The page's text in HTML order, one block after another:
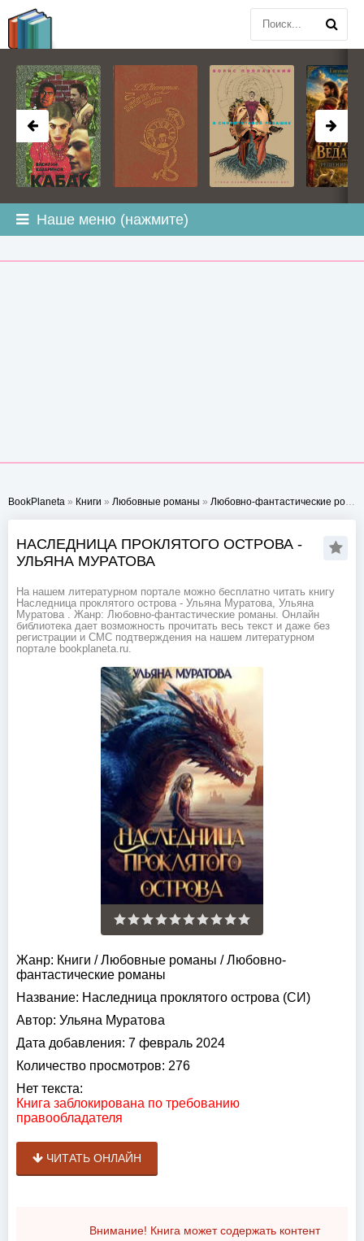
Наше меню (нажмите)
BookPlaneta » Книги » Любовные романы » Любовно-фантастические романы
НАСЛЕДНИЦА ПРОКЛЯТОГО ОСТРОВА -
УЛЬЯНА МУРАТОВА
На нашем литературном портале можно бесплатно читать книгу
Наследница проклятого острова - Ульяна Муратова, Ульяна
Муратова . Жанр: Любовно-фантастические романы. Онлайн
библиотека дает возможность прочитать весь текст и даже без
регистрации и СМС подтверждения на нашем литературном
портале bookplaneta.ru.
Жанр: Книги /Любовные романы /Любовно-
фантастические романы
Название: Наследница проклятого острова (СИ)
Автор: Ульяна Муратова
Дата добавления: 7 февраль 2024
Количество просмотров: 276
Нет текста:
Книга заблокирована по требованию
правообладателя
ЧИТАТЬ ОНЛАЙН
Внимание! Книга может содержать контент
BOOKPLANETA.COM